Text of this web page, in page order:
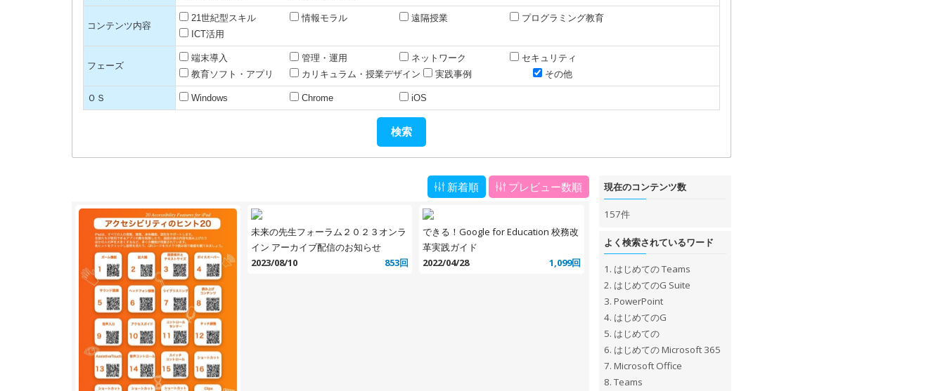
コンテンツ内容
21世紀型スキル 情報モラル 遠隔授業
プログラミング教育
ICT活用
フェーズ
端末導入 管理・運用 ネットワーク
セキュリティ
教育ソフト・アプリ
カリキュラム・授業デザイン 実践事例 その他
ＯＳ Windows Chrome iOS
新着順 プレビュー数順
未来の先生フォーラム２０２３オンラ
イン アーカイブ配信のお知らせ
2023/08/10
853回
できる！Google for Education 校務改
革実践ガイド
2022/04/28
1,099回
現在のコンテンツ数
157件
よく検索されているワード
1. はじめての Teams
2. はじめてのG Suite
3.PowerPoint
4. はじめてのG
5. はじめての
6. はじめての Microsoft 365
7.Microsoft Office
8.Teams